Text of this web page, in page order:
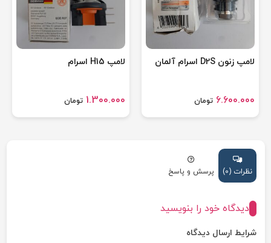
لامپ زنون D2S اسرام آلمان
تومان6.600.000
لامپ H15 اسرام
تومان1.300.000
نظرات (0) پرسش و پاسخ
دیدگاه خود را بنویسید
شرایط ارسال دیدگاه